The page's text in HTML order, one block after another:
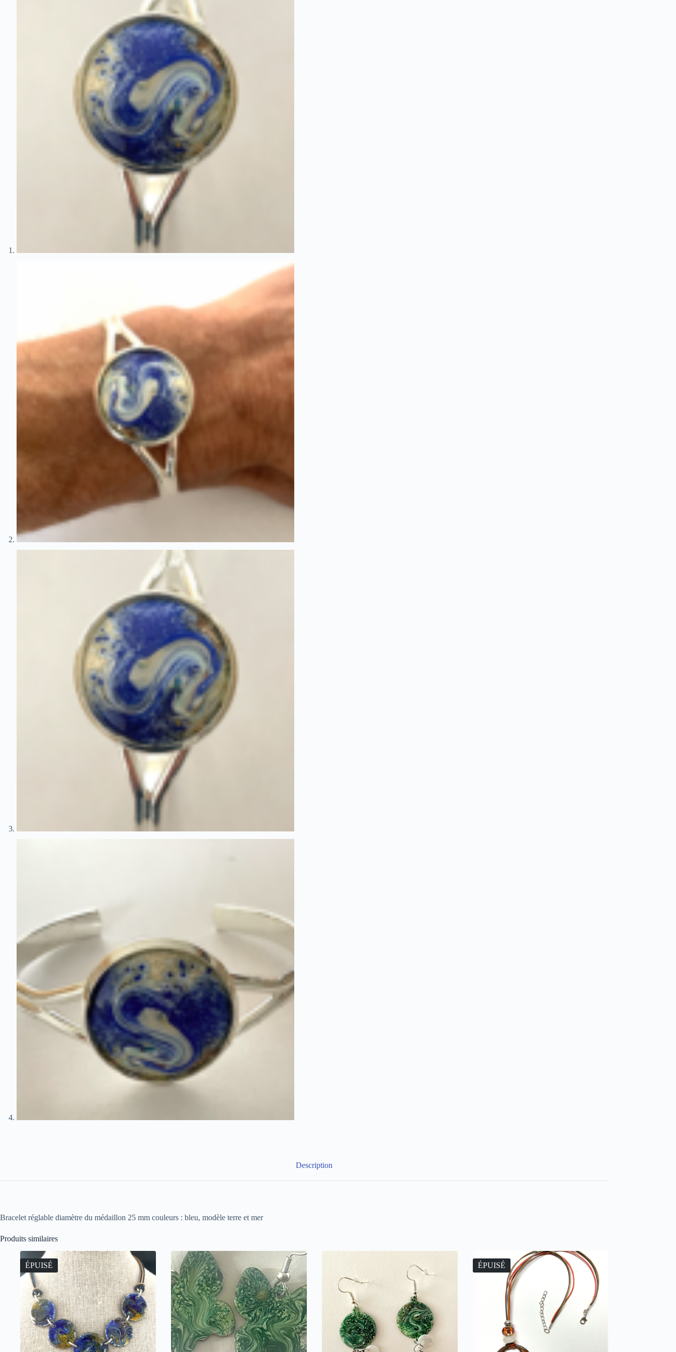
Description
Bracelet réglable diamètre du médaillon 25 mm couleurs : bleu, modèle terre et mer
Produits similaires
ÉPUISÉ ÉPUISÉ